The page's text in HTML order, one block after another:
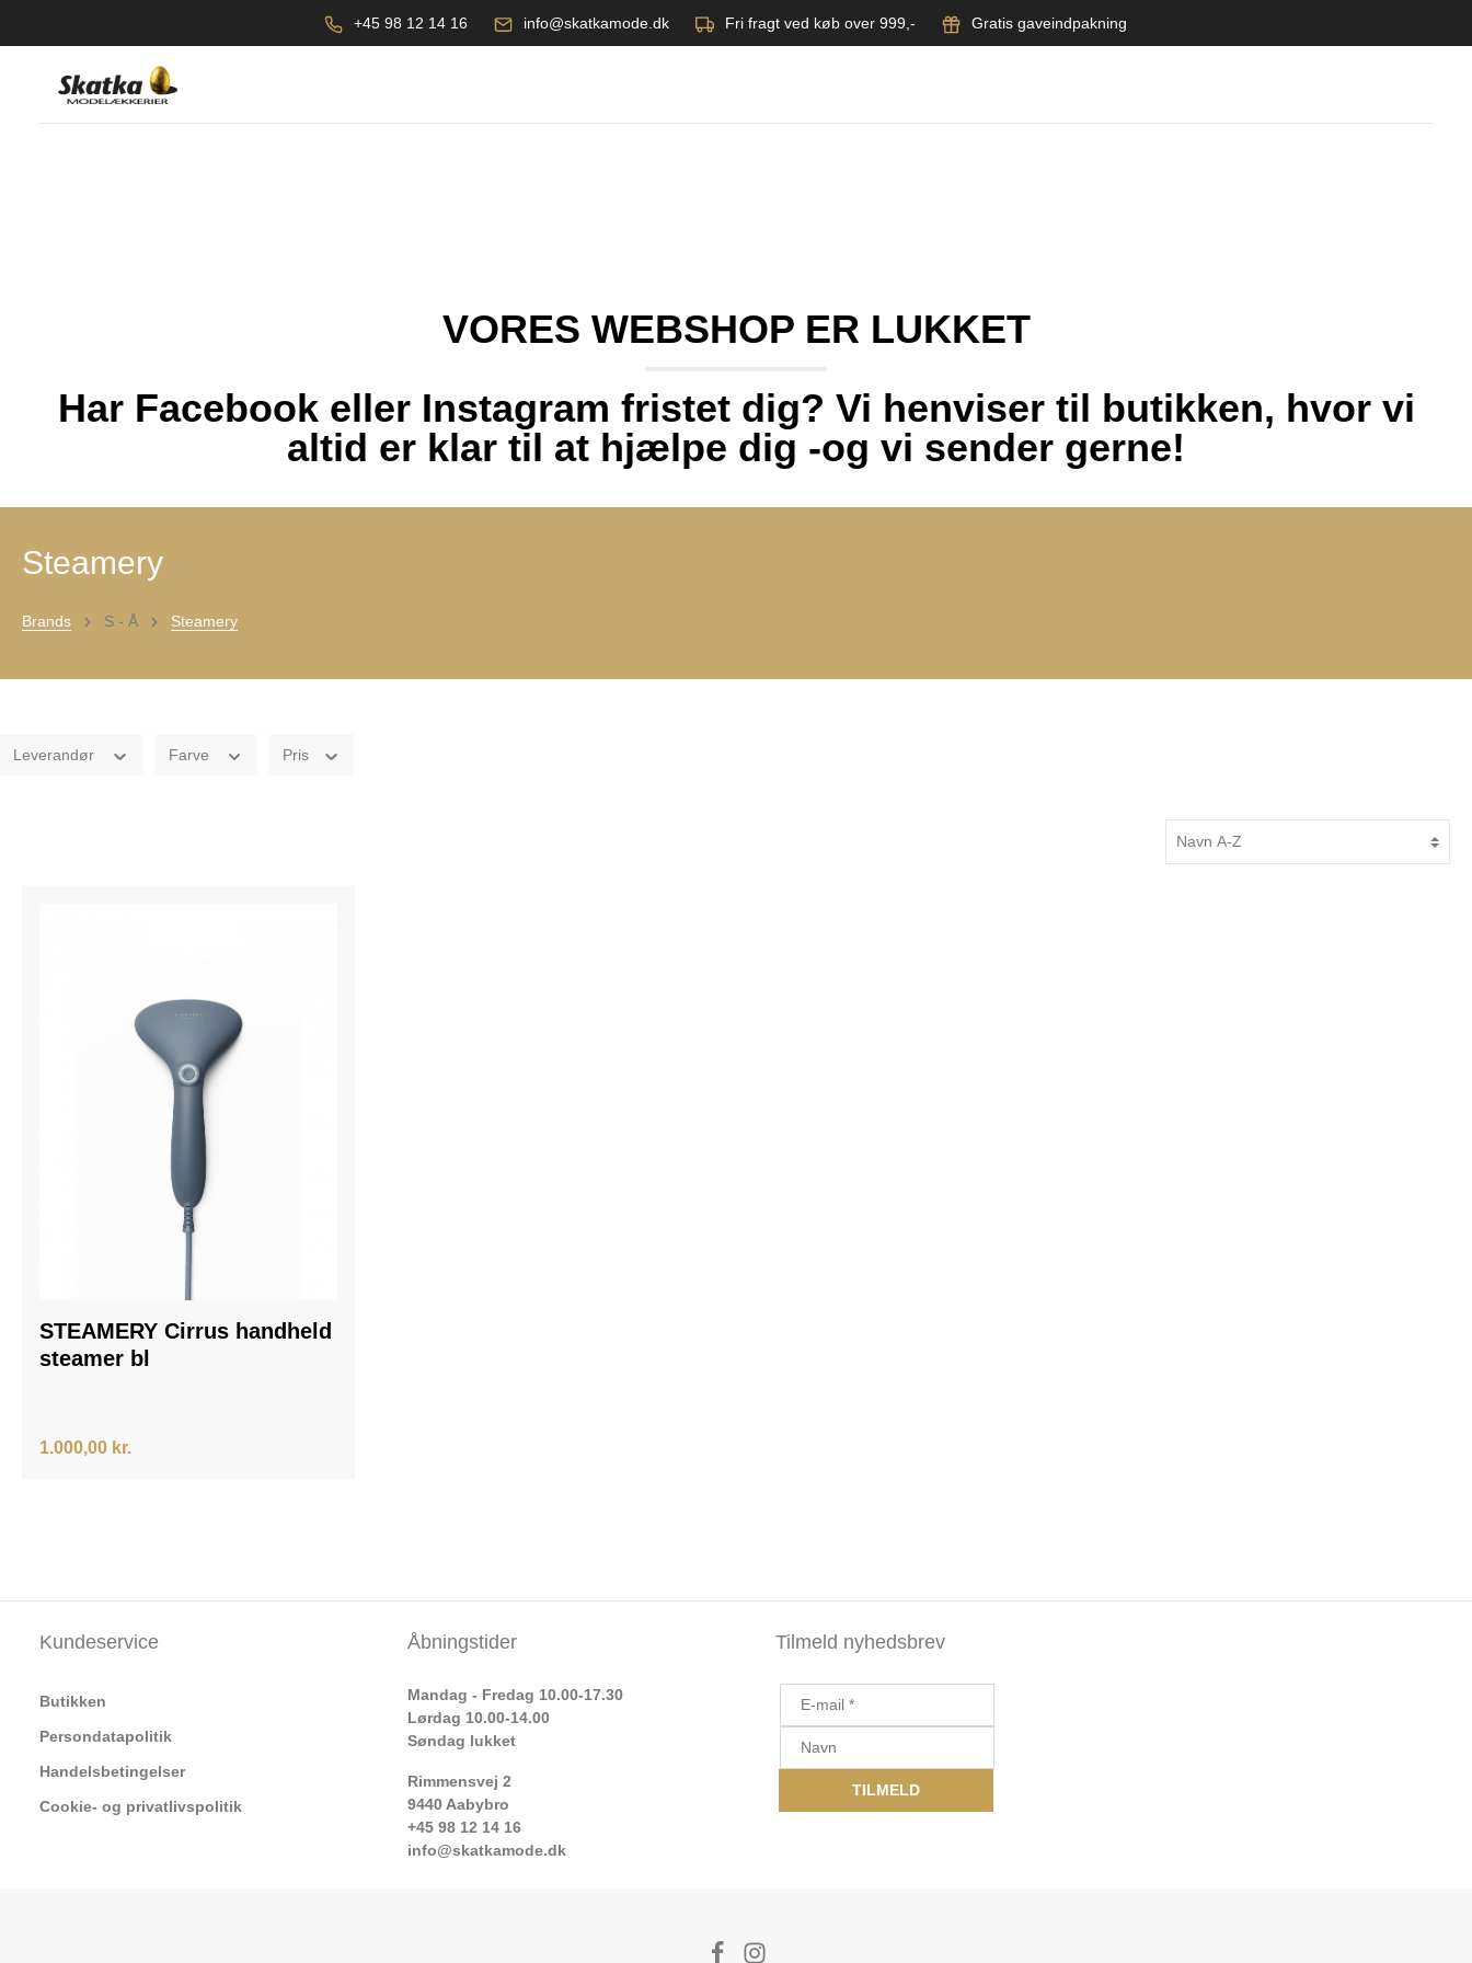
+45 98 12 14 16 info@skatkamode.dk Fri fragt ved køb over 999,- Gratis gaveindpakning
VORES WEBSHOP ER LUKKET
Har Facebook eller Instagram fristet dig? Vi henviser til butikken, hvor vi
altid er klar til at hjælpe dig -og vi sender gerne!
Steamery
Brands S - Å Steamery
Leverandør Farve Pris
STEAMERY Cirrus handheld
steamer bl
1.000,00 kr.
Tilmeld nyhedsbrev
Åbningstider
Mandag - Fredag 10.00-17.30
Lørdag 10.00-14.00
Søndag lukket
Rimmensvej 2
9440 Aabybro
+45 98 12 14 16
info@skatkamode.dk
Kundeservice
Butikken
Persondatapolitik
Handelsbetingelser
Cookie- og privatlivspolitik